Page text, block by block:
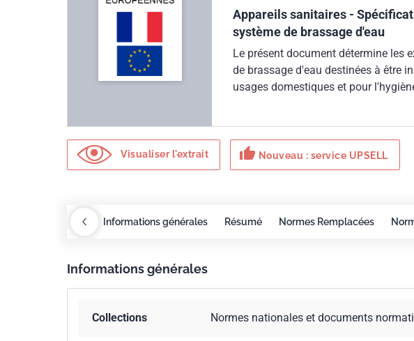
Appareils sanitaires -
système de brassage d'eau
Le présent document détermine les
de brassage d'eau destinées à être
usages domestiques et pour
instructions du fabricant.Il ne
des dispositions médicales
baignoires ne sont pas vidées
brassage amovibles ne sont pas
Visualiser l'extrait thumb_up Nouveau : service UPSELL
COBAZ Informations générales Résumé Normes Remplacées
Informations générales
Collections Normes nationales et documents